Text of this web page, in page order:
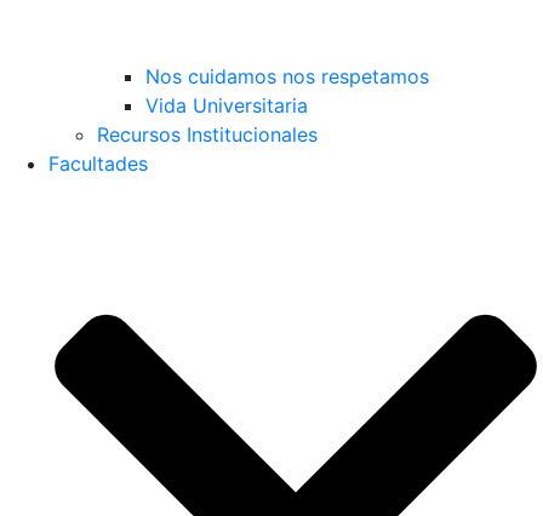
Nos cuidamos nos respetamos
Vida Universitaria
Recursos Institucionales
Facultades